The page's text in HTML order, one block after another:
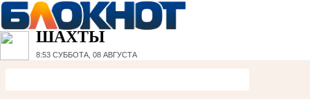
ШАХТЫ
8:53 СУББОТА, 08 АВГУСТА